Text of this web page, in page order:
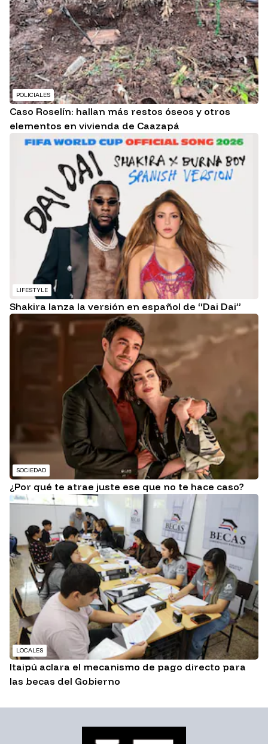
POLICIALES
Caso Roselín: hallan más restos óseos y otros
elementos en vivienda de Caazapá
LIFESTYLE
Shakira lanza la versión en español de “Dai Dai”
SOCIEDAD
¿Por qué te atrae juste ese que no te hace caso?
LOCALES
Itaipú aclara el mecanismo de pago directo para
las becas del Gobierno